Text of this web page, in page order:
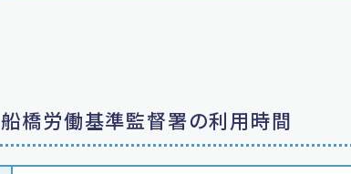
船橋労働基準監督署の利用時間